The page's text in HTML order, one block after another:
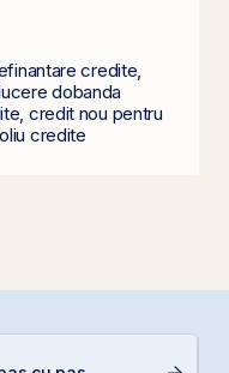
credite,
dobanda
credit nou pentru
credite